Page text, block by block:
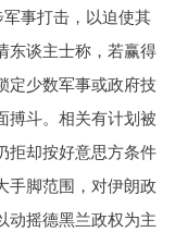
事打击，以迫使其
东谈主士称，若赢得
定少数军事或政府技
搏斗。相关有计划被
拒却按好意思方条件
手脚范围，对伊朗政
动摇德黑兰政权为主